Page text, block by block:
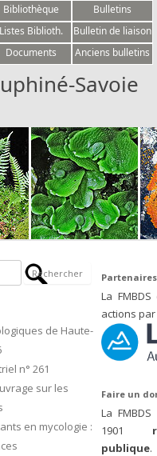
Bibliothèque
Bulletins
Listes Biblioth.
Bulletin de liaison
Documents Anciens bulletins
Savoie
de Haute-
n° 261
sur les
en mycologie :
Partenaires
La
actions par
Faire un
La
1901
publique.